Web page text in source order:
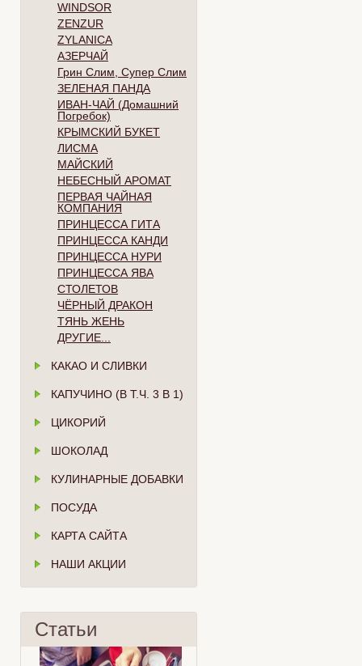
WINDSOR
ZENZUR
ZYLANICA
АЗЕРЧАЙ
Грин Слим, Супер Слим
ЗЕЛЕНАЯ ПАНДА
ИВАН-ЧАЙ (Домашний
Погребок)
КРЫМСКИЙ БУКЕТ
ЛИСМА
МАЙСКИЙ
НЕБЕСНЫЙ АРОМАТ
ПЕРВАЯ ЧАЙНАЯ
КОМПАНИЯ
ПРИНЦЕССА ГИТА
ПРИНЦЕССА КАНДИ
ПРИНЦЕССА НУРИ
ПРИНЦЕССА ЯВА
СТОЛЕТОВ
ЧЁРНЫЙ ДРАКОН
ТЯНЬ ЖЕНЬ
ДРУГИЕ...
КАКАО И СЛИВКИ
КАПУЧИНО (В Т.Ч. 3 В 1)
ЦИКОРИЙ
ШОКОЛАД
КУЛИНАРНЫЕ ДОБАВКИ
ПОСУДА
КАРТА САЙТА
НАШИ АКЦИИ
Статьи